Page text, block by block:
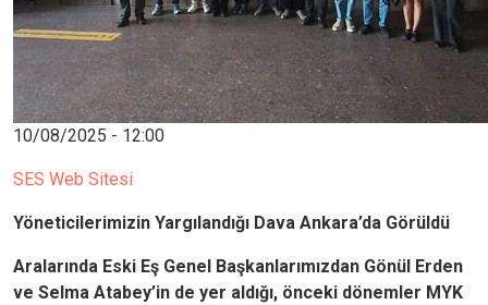
10/08/2025 - 12:00
SES Web Sitesi
Yöneticilerimizin Yargılandığı Dava Ankara’da Görüldü
Aralarında Eski Eş Genel Başkanlarımızdan Gönül Erden
ve Selma Atabey’in de yer aldığı, önceki dönemler MYK